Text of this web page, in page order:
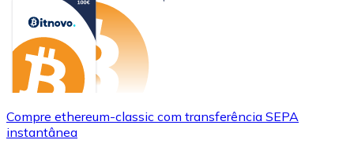
Compre ethereum-classic com transferência SEPA
instantânea